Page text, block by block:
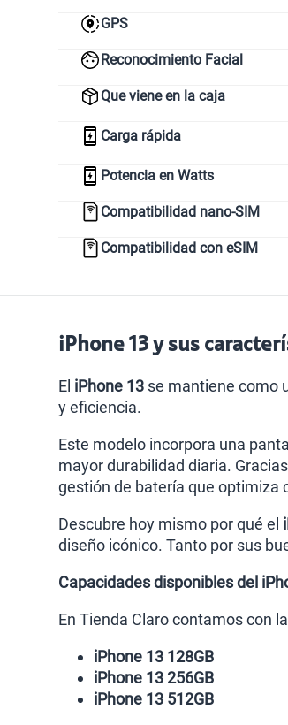
GPS
Reconocimiento Facial
Que viene en la caja
Carga rápida
Potencia en Watts
Compatibilidad nano-SIM
Compatibilidad con eSIM
iPhone 13 y sus
El iPhone 13 se mantiene como
y eficiencia.
Este modelo incorpora una
mayor durabilidad diaria. Gracias
gestión de batería que optimiza
Descubre hoy mismo por qué el
diseño icónico. Tanto por sus
Capacidades disponibles del
En Tienda Claro contamos con
iPhone 13 128GB
iPhone 13 256GB
iPhone 13 512GB